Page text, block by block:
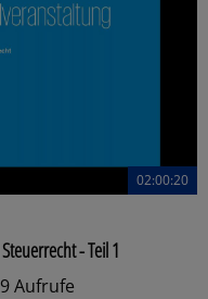
02:00:20
- Teil 1
Aufrufe